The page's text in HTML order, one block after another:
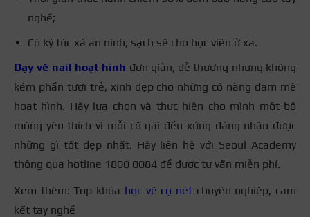
nghề;
Có ký túc xá an ninh, sạch sẽ cho học viên ở xa.
Dạy vẽ nail hoạt hình đơn giản, dễ thương nhưng không
kém phần tươi trẻ, xinh đẹp cho những cô nàng đam mê
hoạt hình. Hãy lựa chọn và thực hiện cho mình một bộ
móng yêu thích vì mỗi cô gái đều xứng đáng nhận được
những gì tốt đẹp nhất. Hãy liên hệ với Seoul Academy
thông qua hotline 1800 0084 để được tư vấn miễn phí.
Xem thêm: Top khóa học vẽ cọ nétchuyên nghiệp, cam
kết tay nghề